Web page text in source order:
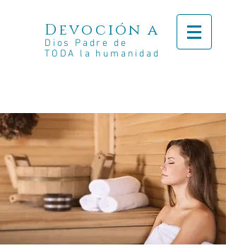
Devoción a
Dios Padre de
TODA la humanidad